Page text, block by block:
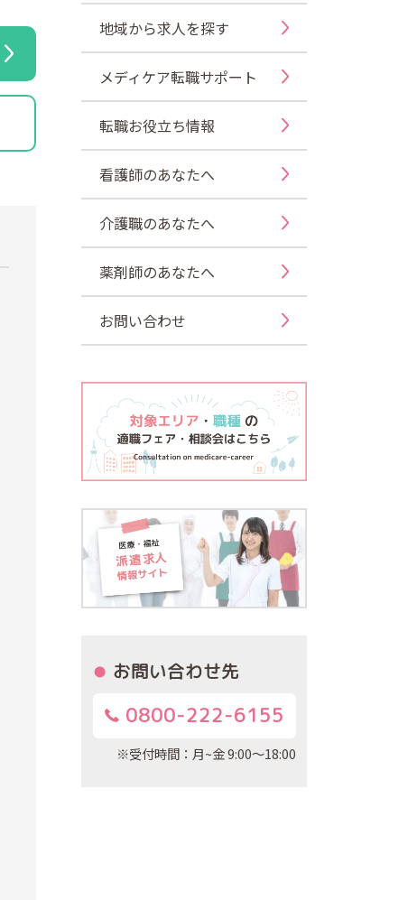
地域から求人を探す
メディケア転職サポート
転職お役立ち情報
看護師のあなたへ
介護職のあなたへ
薬剤師のあなたへ
お問い合わせ
お問い合わせ先
0800-222-6155
※受付時間：月~金 9:00～18:00